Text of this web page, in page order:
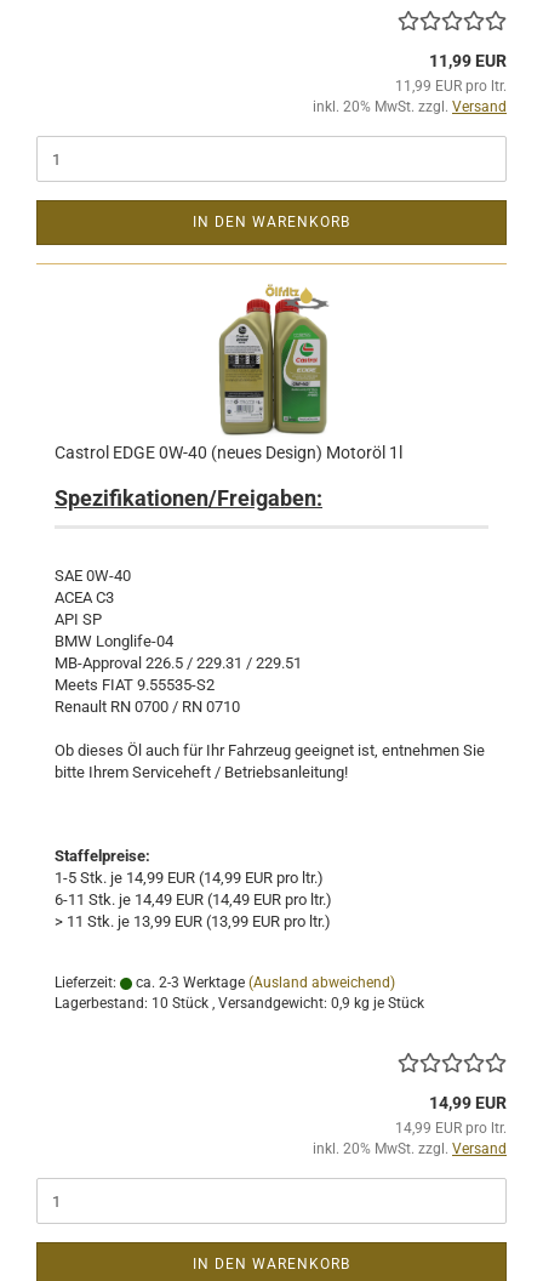
11,99 EUR
11,99 EUR pro ltr.
inkl. 20% MwSt. zzgl. Versand
IN DEN WARENKORB
Castrol EDGE 0W-40 (neues Design) Motoröl 1l
Spezifikationen/Freigaben:
SAE 0W-40
ACEA C3
API SP
BMW Longlife-04
MB-Approval 226.5 / 229.31 / 229.51
Meets FIAT 9.55535-S2
Renault RN 0700 / RN 0710
Ob dieses Öl auch für Ihr Fahrzeug geeignet ist, entnehmen Sie
bitte Ihrem Serviceheft / Betriebsanleitung!
Staffelpreise:
1-5 Stk. je 14,99 EUR (14,99 EUR pro ltr.)
6-11 Stk. je 14,49 EUR (14,49 EUR pro ltr.)
> 11 Stk. je 13,99 EUR (13,99 EUR pro ltr.)
Lieferzeit: ca. 2-3 Werktage (Ausland abweichend)
Lagerbestand: 10 Stück , Versandgewicht: 0,9 kg je Stück
14,99 EUR
14,99 EUR pro ltr.
inkl. 20% MwSt. zzgl. Versand
IN DEN WARENKORB